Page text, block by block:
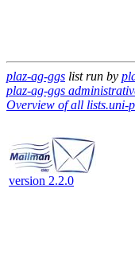
plaz-ag-ggs list run by
plaz-ag-ggs
Overview of all lists.uni-
version 2.2.0